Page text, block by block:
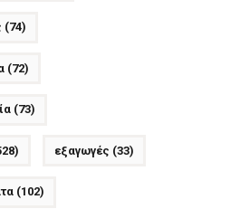
(74)
(72)
(73)
εξαγωγές (33)
(102)